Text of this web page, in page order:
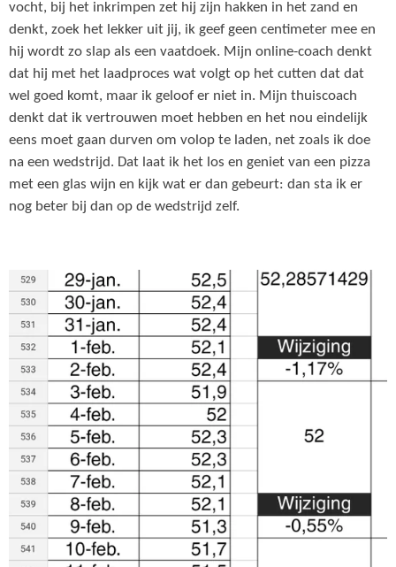
vocht, bij het inkrimpen zet hij zijn hakken in het zand en
denkt, zoek het lekker uit jij, ik geef geen centimeter mee en
hij wordt zo slap als een vaatdoek. Mijn online-coach denkt
dat hij met het laadproces wat volgt op het cutten dat dat
wel goed komt, maar ik geloof er niet in. Mijn thuiscoach
denkt dat ik vertrouwen moet hebben en het nou eindelijk
eens moet gaan durven om volop te laden, net zoals ik doe
na een wedstrijd. Dat laat ik het los en geniet van een pizza
met een glas wijn en kijk wat er dan gebeurt: dan sta ik er
nog beter bij dan op de wedstrijd zelf.